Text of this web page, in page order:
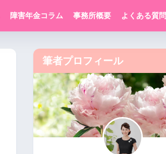
障害年金コラム 事務所概要 よくある質問
筆者プロフィール